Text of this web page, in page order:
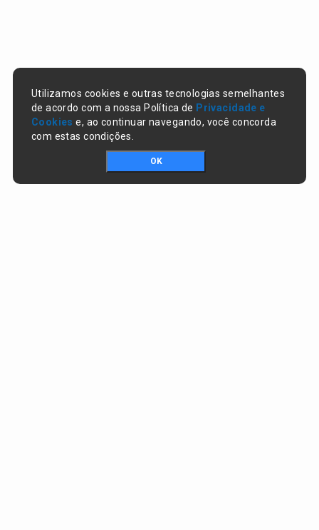
Utilizamos cookies e outras tecnologias semelhantes
de acordo com a nossa Política de Privacidade e
Cookies e, ao continuar navegando, você concorda
com estas condições.
OK